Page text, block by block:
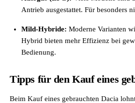
Antrieb ausgestattet. Für besonders
Mild-Hybride: Moderne Varianten
Hybrid bieten mehr Effizienz bei
Bedienung.
Tipps für den Kauf eines
Beim Kauf eines gebrauchten Dacia